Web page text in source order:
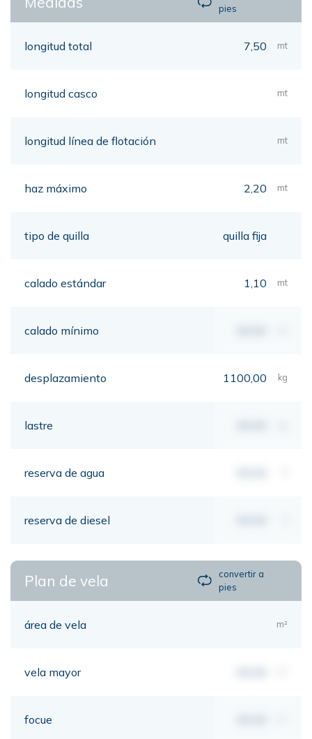
pies
longitud total 7,50 mt
longitud casco mt
longitud línea de flotación mt
haz máximo 2,20 mt
tipo de quilla quilla fija
calado estándar 1,10 mt
calado mínimo
desplazamiento 1100,00 kg
lastre
reserva de agua
reserva de diesel
Plan de vela
convertir a
pies
área de vela m²
vela mayor
focue